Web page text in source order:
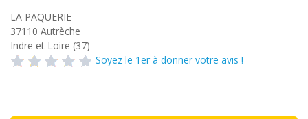
LA PAQUERIE
37110 Autrèche
Indre et Loire (37)
Soyez le 1er à donner votre avis !